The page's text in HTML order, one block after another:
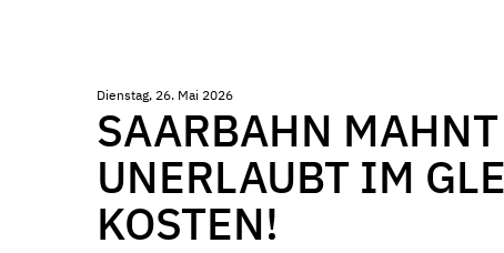
Dienstag, 26. Mai 2026
SAARBAHN
UNERLAUBT IM
KOSTEN!